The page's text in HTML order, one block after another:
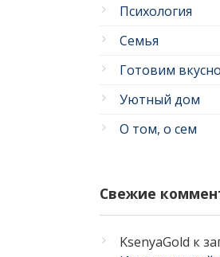
Психология
Семья
Готовим вкусно
Уютный дом
О том, о сем
Свежие
KsenyaGold к